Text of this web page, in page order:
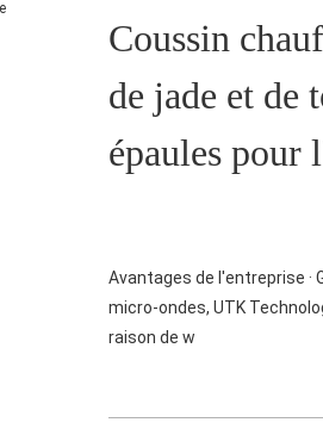
Coussin
de jade et de
épaules pour
Avantages de l'entreprise
micro-ondes, UTK
raison de w